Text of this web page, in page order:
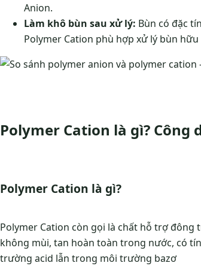
Anion.
Làm khô bùn sau xử lý: Bùn có đặc
Polymer Cation phù hợp xử lý bùn hữu
Polymer Cation là gì? Công
Polymer Cation là gì?
Polymer Cation còn gọi là chất hỗ trợ đông
không mùi, tan hoàn toàn trong nước, có
trường acid lẫn trong môi trường bazơ